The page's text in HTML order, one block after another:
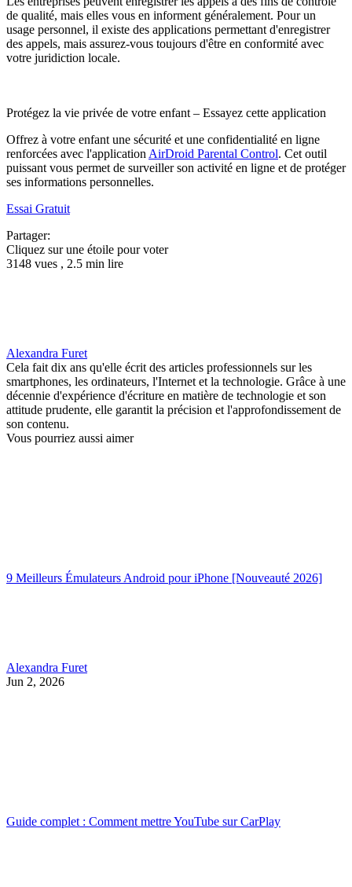
de qualité, mais elles vous en informent généralement. Pour un
usage personnel, il existe des applications permettant d'enregistrer
des appels, mais assurez-vous toujours d'être en conformité avec
votre juridiction locale.
Protégez la vie privée de votre enfant – Essayez cette application
Offrez à votre enfant une sécurité et une confidentialité en ligne
renforcées avec l'application AirDroid Parental Control. Cet outil
puissant vous permet de surveiller son activité en ligne et de protéger
ses informations personnelles.
Essai Gratuit
Partager:
Cliquez sur une étoile pour voter
3148 vues , 2.5 min lire
Alexandra Furet
Cela fait dix ans qu'elle écrit des articles professionnels sur les
smartphones, les ordinateurs, l'Internet et la technologie. Grâce à une
décennie d'expérience d'écriture en matière de technologie et son
attitude prudente, elle garantit la précision et l'approfondissement de
son contenu.
Vous pourriez aussi aimer
9 Meilleurs Émulateurs Android pour iPhone [Nouveauté 2026]
Alexandra Furet
Jun 2, 2026
Guide complet : Comment mettre YouTube sur CarPlay